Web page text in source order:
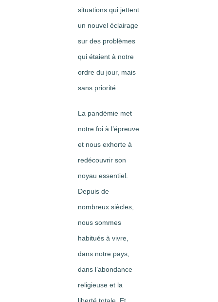
situations qui jettent
un nouvel éclairage
sur des problèmes
qui étaient à notre
ordre du jour, mais
sans priorité.
La pandémie met
notre foi à l’épreuve
et nous exhorte à
redécouvrir son
noyau essentiel.
Depuis de
nombreux siècles,
nous sommes
habitués à vivre,
dans notre pays,
dans l’abondance
religieuse et la
liberté totale. Et